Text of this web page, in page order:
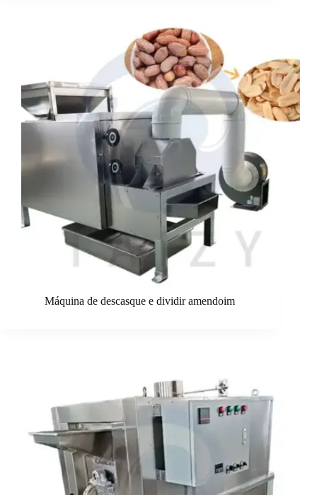
Máquina de descasque e dividir amendoim